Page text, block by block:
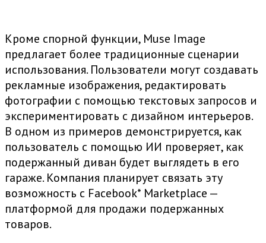
Кроме спорной функции, Muse Image
предлагает более традиционные сценарии
использования. Пользователи могут создавать
рекламные изображения, редактировать
фотографии с помощью текстовых запросов и
экспериментировать с дизайном интерьеров.
В одном из примеров демонстрируется, как
пользователь с помощью ИИ проверяет, как
подержанный диван будет выглядеть в его
гараже. Компания планирует связать эту
возможность с Facebook* Marketplace —
платформой для продажи подержанных
товаров.